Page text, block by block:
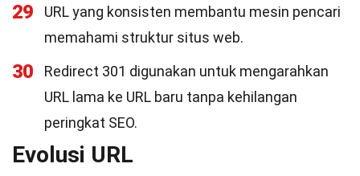
29
URL yang konsisten membantu mesin pencari
memahami struktur situs web.
30
Redirect 301 digunakan untuk mengarahkan
URL lama ke URL baru tanpa kehilangan
peringkat SEO.
Evolusi URL